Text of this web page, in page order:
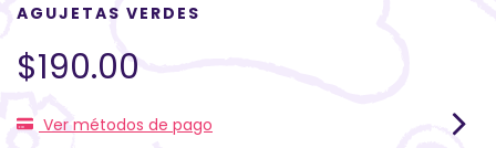
AGUJETAS VERDES
$190.00
Ver métodos de pago